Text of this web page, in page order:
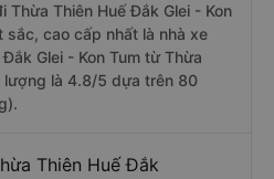
Thừa Thiên Huế Đắk Glei - Kon
cao cấp nhất là nhà xe
Glei - Kon Tum từ Thừa
lượng là 4.8/5 dựa trên 80
Thiên Huế Đắk